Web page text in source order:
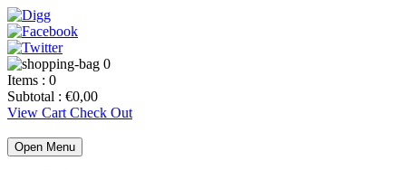
0
Items : 0
Subtotal : €0,00
View Cart Check Out
Open Menu